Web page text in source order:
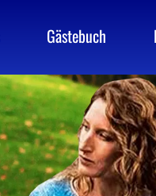
Gästebuch